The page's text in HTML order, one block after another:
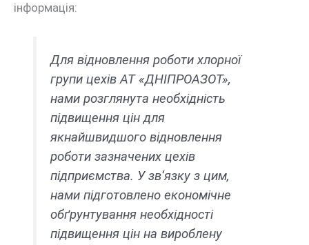
інформація:
Для відновлення роботи хлорної
групи цехів АТ «ДНІПРОАЗОТ»,
нами розглянута необхідність
підвищення цін для
якнайшвидшого відновлення
роботи зазначених цехів
підприємства. У зв’язку з цим,
нами підготовлено економічне
обґрунтування необхідності
підвищення цін на вироблену